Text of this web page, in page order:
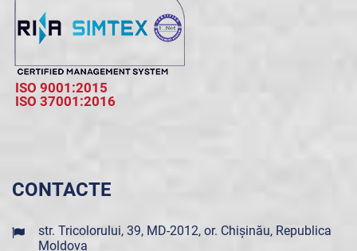
ISO 9001:2015
ISO 37001:2016
CONTACTE
str. Tricolorului, 39, MD-2012, or. Chișinău, Republica
Moldova